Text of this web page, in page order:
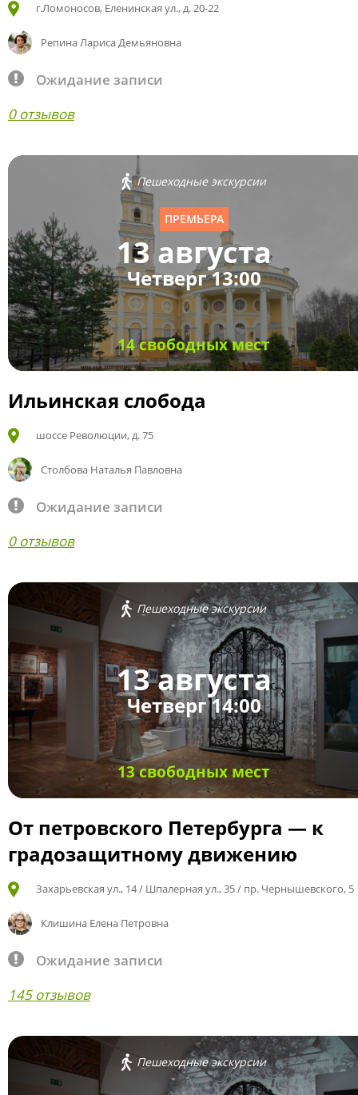
г.Ломоносов, Еленинская ул., д. 20-22
Репина Лариса Демьяновна
Ожидание записи
0 отзывов
Пешеходные экскурсии
ПРЕМЬЕРА
13 августа
Четверг 13:00
14 свободных мест
Ильинская слобода
шоссе Революции, д. 75
Столбова Наталья Павловна
Ожидание записи
0 отзывов
Пешеходные экскурсии
13 августа
Четверг 14:00
13 свободных мест
От петровского Петербурга — к
градозащитному движению
Захарьевская ул., 14 / Шпалерная ул., 35 / пр. Чернышевского, 5
Клишина Елена Петровна
Ожидание записи
145 отзывов
Пешеходные экскурсии